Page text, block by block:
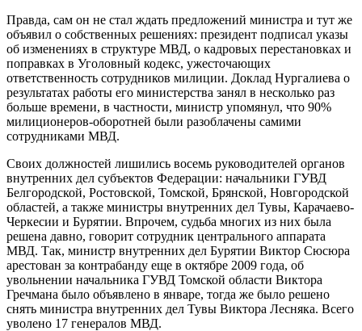
Правда, сам он не стал ждать предложений министра и тут же
объявил о собственных решениях: президент подписал указы
об изменениях в структуре МВД, о кадровых перестановках и
поправках в Уголовный кодекс, ужесточающих
ответственность сотрудников милиции. Доклад Нургалиева о
результатах работы его министерства занял в несколько раз
больше времени, в частности, министр упомянул, что 90%
милиционеров-оборотней были разоблачены самими
сотрудниками МВД.
Своих должностей лишились восемь руководителей органов
внутренних дел субъектов Федерации: начальники ГУВД
Белгородской, Ростовской, Томской, Брянской, Новгородской
областей, а также министры внутренних дел Тувы, Карачаево-
Черкесии и Бурятии. Впрочем, судьба многих из них была
решена давно, говорит сотрудник центрального аппарата
МВД. Так, министр внутренних дел Бурятии Виктор Сюсюра
арестован за контрабанду еще в октябре 2009 года, об
увольнении начальника ГУВД Томской области Виктора
Гречмана было объявлено в январе, тогда же было решено
снять министра внутренних дел Тувы Виктора Лесняка. Всего
уволено 17 генералов МВД.